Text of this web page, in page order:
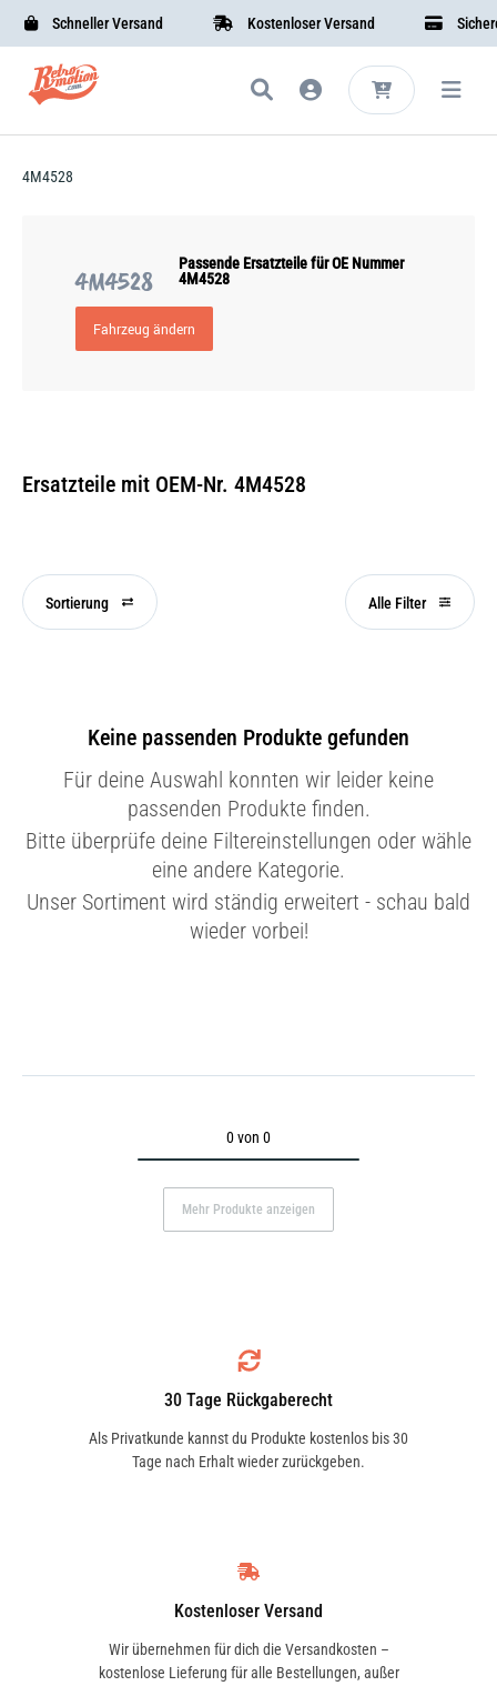
Schneller Versand Kostenloser Versand Sichere
4M4528
4M4528
Passende Ersatzteile für OE Nummer
4M4528
Fahrzeug ändern
Ersatzteile mit OEM-Nr. 4M4528
Sortierung Alle Filter
Keine passenden Produkte gefunden
Für deine Auswahl konnten wir leider keine
passenden Produkte finden.
Bitte überprüfe deine Filtereinstellungen oder wähle
eine andere Kategorie.
Unser Sortiment wird ständig erweitert - schau bald
wieder vorbei!
0 von 0
Mehr Produkte anzeigen
30 Tage Rückgaberecht
Als Privatkunde kannst du Produkte kostenlos bis 30
Tage nach Erhalt wieder zurückgeben.
Kostenloser Versand
Wir übernehmen für dich die Versandkosten –
kostenlose Lieferung für alle Bestellungen, außer